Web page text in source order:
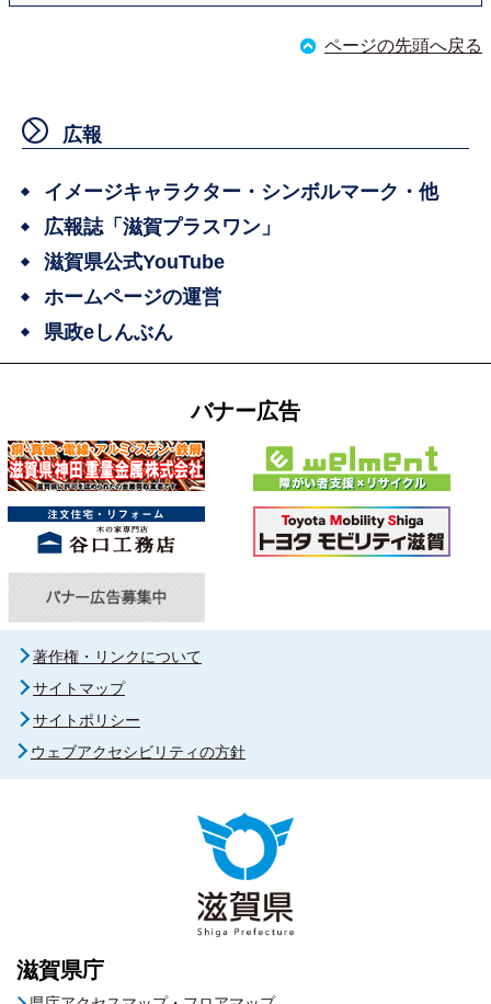
ページの先頭へ戻る
広報
イメージキャラクター・シンボルマーク・他
広報誌「滋賀プラスワン」
滋賀県公式YouTube
ホームページの運営
県政eしんぶん
バナー広告
著作権・リンクについて
サイトマップ
サイトポリシー
ウェブアクセシビリティの方針
滋賀県庁